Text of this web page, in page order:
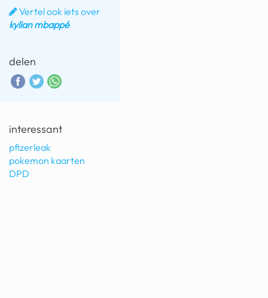
Vertel ook iets over
kylian mbappé
delen
interessant
pfizerleak
pokemon kaarten
DPD